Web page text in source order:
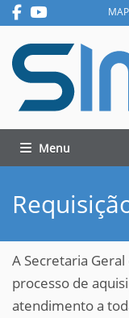
Toggle navigation
A Secretaria
processo de
atendimento a